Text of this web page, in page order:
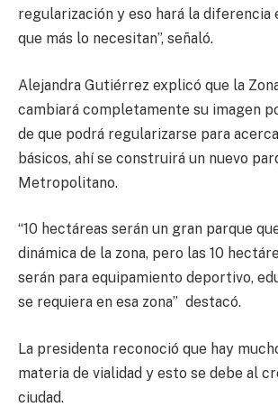
regularización y eso hará la diferencia
que más lo necesitan”, señaló.
Alejandra Gutiérrez explicó que la
cambiará completamente su imagen
de que podrá regularizarse para
básicos, ahí se construirá un nuevo
Metropolitano.
“10 hectáreas serán un gran parque
dinámica de la zona, pero las 10
serán para equipamiento deportivo,
se requiera en esa zona” destacó.
La presidenta reconoció que hay
materia de vialidad y esto se debe al
ciudad.